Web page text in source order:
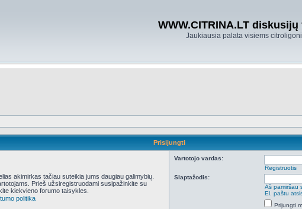
WWW.CITRINA.LT
Jaukiausia palata visiems
Prisijungti
akimirkas tačiau suteikia jums daugiau galimybių.
Prieš užsiregistruodami susipažinkite su
kiekvieno forumo taisykles.
politika
Vartotojo vardas:
Registruotis
Slaptažodis:
Aš pamiršau
El. paštu
Prijungti